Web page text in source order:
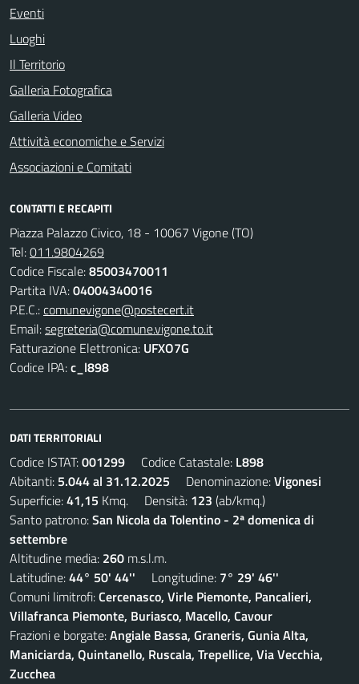
Eventi
Luoghi
Il Territorio
Galleria Fotografica
Galleria Video
Attività economiche e Servizi
Associazioni e Comitati
CONTATTI E RECAPITI
Piazza Palazzo Civico, 18 - 10067 Vigone (TO)
Tel:011.9804269
Codice Fiscale:85003470011
Partita IVA:04004340016
P.E.C.:comunevigone@postecert.it
Email:segreteria@comune.vigone.to.it
Fatturazione Elettronica: UFXO7G
Codice IPA:c_l898
DATI TERRITORIALI
Codice ISTAT:001299 Codice Catastale: L898
Abitanti: 5.044 al 31.12.2025 Denominazione:Vigonesi
Superficie:41,15 Kmq. Densità: 123 (ab/kmq.)
Santo patrono:San Nicola da Tolentino - 2ª domenica di
settembre
Altitudine media: 260 m.s.l.m.
Latitudine:44° 50' 44'' Longitudine: 7° 29' 46''
Comuni limitrofi:Cercenasco, Virle Piemonte, Pancalieri,
Villafranca Piemonte, Buriasco, Macello, Cavour
Frazioni e borgate:Angiale Bassa, Graneris, Gunia Alta,
Maniciarda, Quintanello, Ruscala, Trepellice, Via Vecchia,
Zucchea